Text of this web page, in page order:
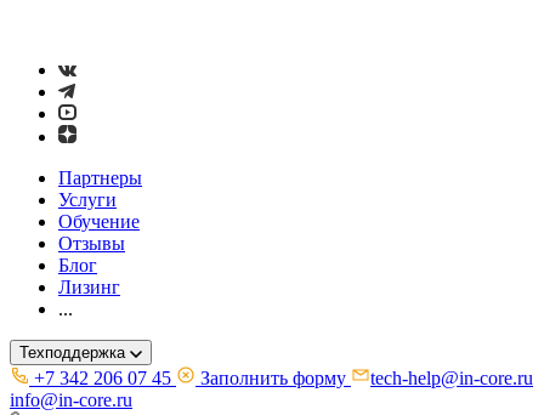
Партнеры
Услуги
Обучение
Отзывы
Блог
Лизинг
...
Техподдержка
+7 342 206 07 45 Заполнить форму
tech-help@in-core.ru
info@in-core.ru